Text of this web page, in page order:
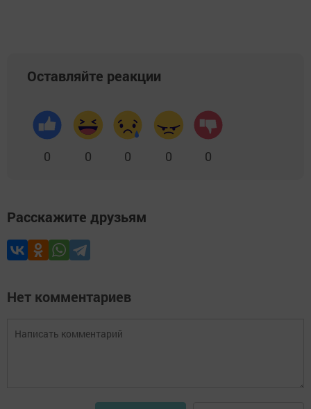
Оставляйте реакции
0 0 0 0 0
Расскажите друзьям
Нет комментариев